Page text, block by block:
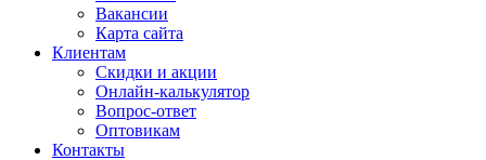
Вакансии
Карта сайта
Клиентам
Скидки и акции
Онлайн-калькулятор
Вопрос-ответ
Оптовикам
Контакты